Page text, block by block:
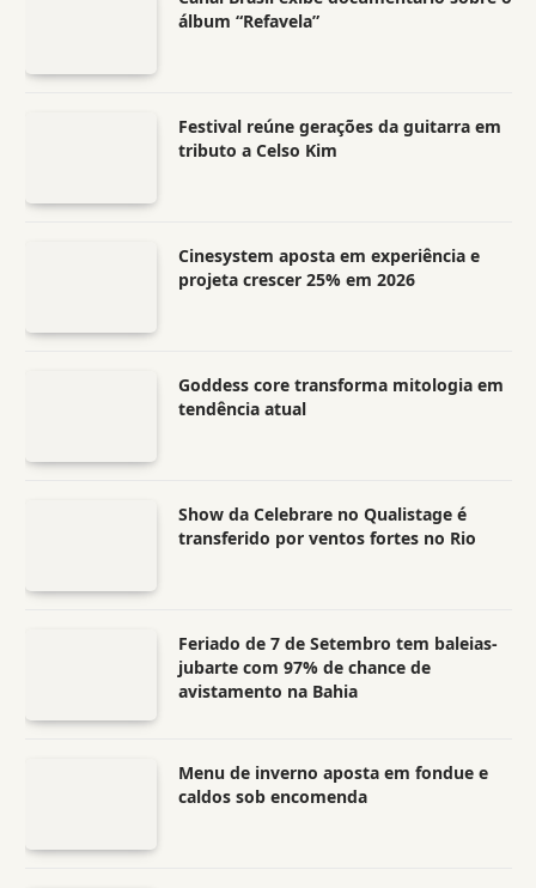
álbum “Refavela”
Festival reúne gerações da guitarra em
tributo a Celso Kim
Cinesystem aposta em experiência e
projeta crescer 25% em 2026
Goddess core transforma mitologia em
tendência atual
Show da Celebrare no Qualistage é
transferido por ventos fortes no Rio
Feriado de 7 de Setembro tem baleias-
jubarte com 97% de chance de
avistamento na Bahia
Menu de inverno aposta em fondue e
caldos sob encomenda